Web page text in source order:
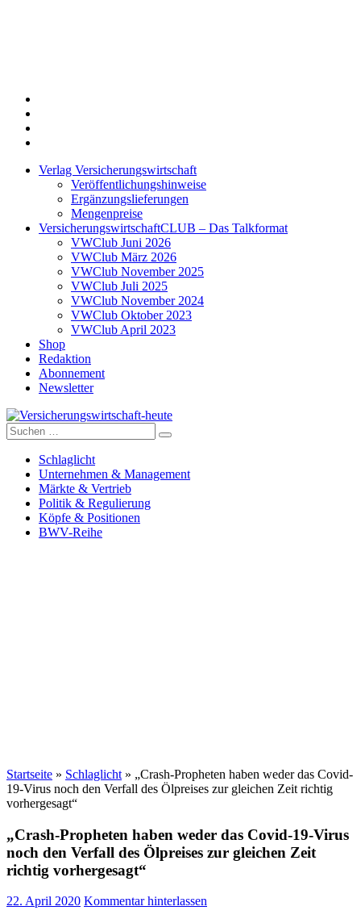
Verlag Versicherungswirtschaft
Veröffentlichungshinweise
Ergänzungslieferungen
Mengenpreise
VersicherungswirtschaftCLUB – Das Talkformat
VWClub Juni 2026
VWClub März 2026
VWClub November 2025
VWClub Juli 2025
VWClub November 2024
VWClub Oktober 2023
VWClub April 2023
Shop
Redaktion
Abonnement
Newsletter
Versicherungswirtschaft-heute
Suche
nach:
Schlaglicht
Unternehmen & Management
Märkte & Vertrieb
Politik & Regulierung
Köpfe & Positionen
BWV-Reihe
Startseite » Schlaglicht » „Crash-Propheten haben weder das Covid-
19-Virus noch den Verfall des Ölpreises zur gleichen Zeit richtig
vorhergesagt“
„Crash-Propheten haben weder das Covid-19-Virus
noch den Verfall des Ölpreises zur gleichen Zeit
richtig vorhergesagt“
22. April 2020 Kommentar hinterlassen